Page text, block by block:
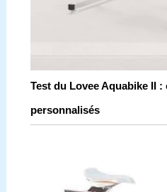
Test du Lovee Aquabike II
personnalisés